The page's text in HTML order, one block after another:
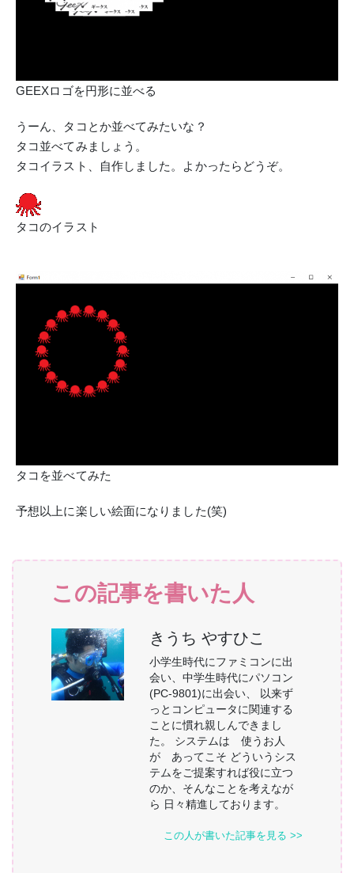
GEEXロゴを円形に並べる
うーん、タコとか並べてみたいな？
タコ並べてみましょう。
タコイラスト、自作しました。よかったらどうぞ。
タコのイラスト
タコを並べてみた
予想以上に楽しい絵面になりました(笑)
この記事を書いた人
きうち やすひこ
小学生時代にファミコンに出
会い、中学生時代にパソコン
(PC-9801)に出会い、 以来ず
っとコンピュータに関連する
ことに慣れ親しんできまし
た。 システムは 使うお人
が あってこそ どういうシス
テムをご提案すれば役に立つ
のか、そんなことを考えなが
ら 日々精進しております。
この人が書いた記事を見る >>